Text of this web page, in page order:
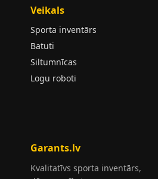
Veikals
Sporta inventārs
Batuti
Siltumnīcas
Logu roboti
Garants.lv
Kvalitatīvs sporta inventārs,